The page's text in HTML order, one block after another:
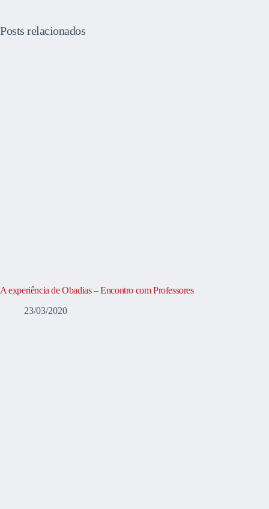
Posts relacionados
A experiência de Obadias – Encontro com Professores
23/03/2020